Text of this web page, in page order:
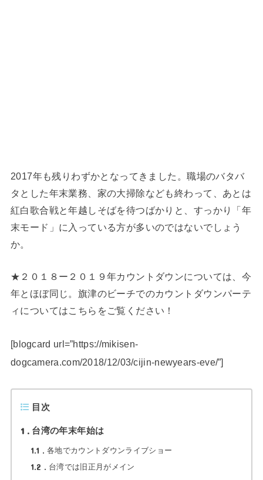
2017年も残りわずかとなってきました。職場のバタバ
タとした年末業務、家の大掃除なども終わって、あとは
紅白歌合戦と年越しそばを待つばかりと、すっかり「年
末モード」に入っている方が多いのではないでしょう
か。
★２０１８ー２０１９年カウントダウンについては、今
年とほぼ同じ。旗津のビーチでのカウントダウンパーテ
ィについてはこちらをご覧ください！
[blogcard url=”https://mikisen-
dogcamera.com/2018/12/03/cijin-newyears-eve/”]
目次
1 台湾の年末年始は
1.1 各地でカウントダウンライブショー
1.2 台湾では旧正月がメイン